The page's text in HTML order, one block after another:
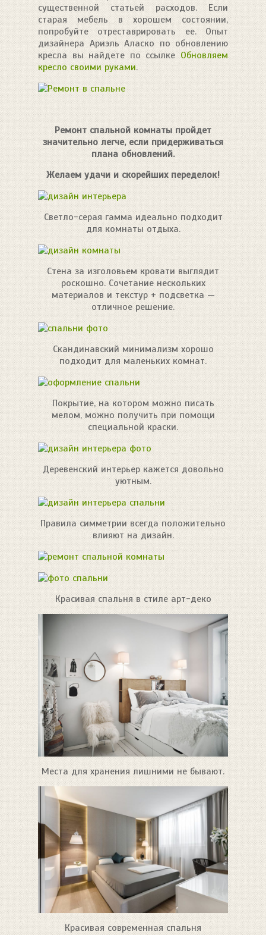
существенной статьей расходов. Если
старая мебель в хорошем состоянии,
попробуйте отреставрировать ее. Опыт
дизайнера Ариэль Аласко по обновлению
кресла вы найдете по ссылке Обновляем
кресло своими руками.
Ремонт спальной комнаты пройдет
значительно легче, если придерживаться
плана обновлений.
Желаем удачи и скорейших переделок!
Светло-серая гамма идеально подходит
для комнаты отдыха.
Стена за изголовьем кровати выглядит
роскошно. Сочетание нескольких
материалов и текстур + подсветка —
отличное решение.
Скандинавский минимализм хорошо
подходит для маленьких комнат.
Покрытие, на котором можно писать
мелом, можно получить при помощи
специальной краски.
Деревенский интерьер кажется довольно
уютным.
Правила симметрии всегда положительно
влияют на дизайн.
Красивая спальня в стиле арт-деко
Места для хранения лишними не бывают.
Красивая современная спальня